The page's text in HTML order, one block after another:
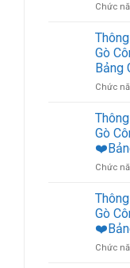
Chức
Gò
Bảng
Chức
Gò
Chức
Gò
Chức